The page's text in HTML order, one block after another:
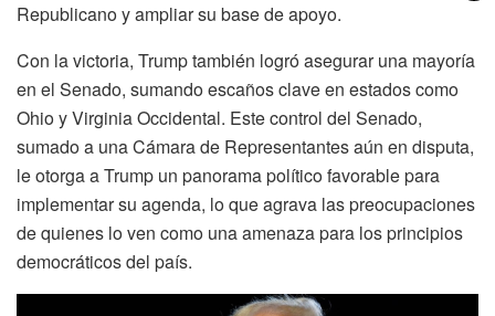
Republicano y ampliar su base de apoyo.
Con la victoria, Trump también logró asegurar una mayoría
en el Senado, sumando escaños clave en estados como
Ohio y Virginia Occidental. Este control del Senado,
sumado a una Cámara de Representantes aún en disputa,
le otorga a Trump un panorama político favorable para
implementar su agenda, lo que agrava las preocupaciones
de quienes lo ven como una amenaza para los principios
democráticos del país.